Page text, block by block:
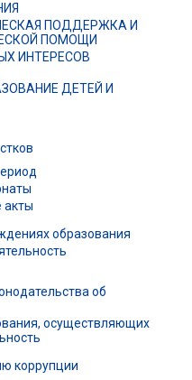
ПОДДЕРЖКА И
ПОМОЩИ
ИНТЕРЕСОВ
ДЕТЕЙ И
акты
образования
об
осуществляющих
коррупции